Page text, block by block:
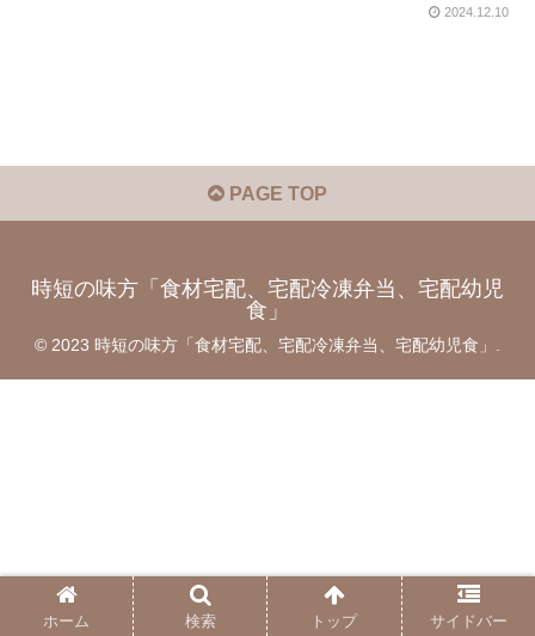
2024.12.10
PAGE TOP
時短の味方「食材宅配、宅配冷凍弁当、宅配幼児
食」
© 2023 時短の味方「食材宅配、宅配冷凍弁当、宅配幼児食」.
ホーム 検索 トップ サイドバー